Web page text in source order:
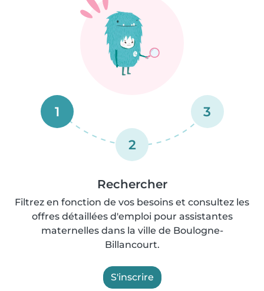
1
2
3
Rechercher
Filtrez en fonction de vos besoins et consultez les
offres détaillées d'emploi pour assistantes
maternelles dans la ville de Boulogne-
Billancourt.
S'inscrire